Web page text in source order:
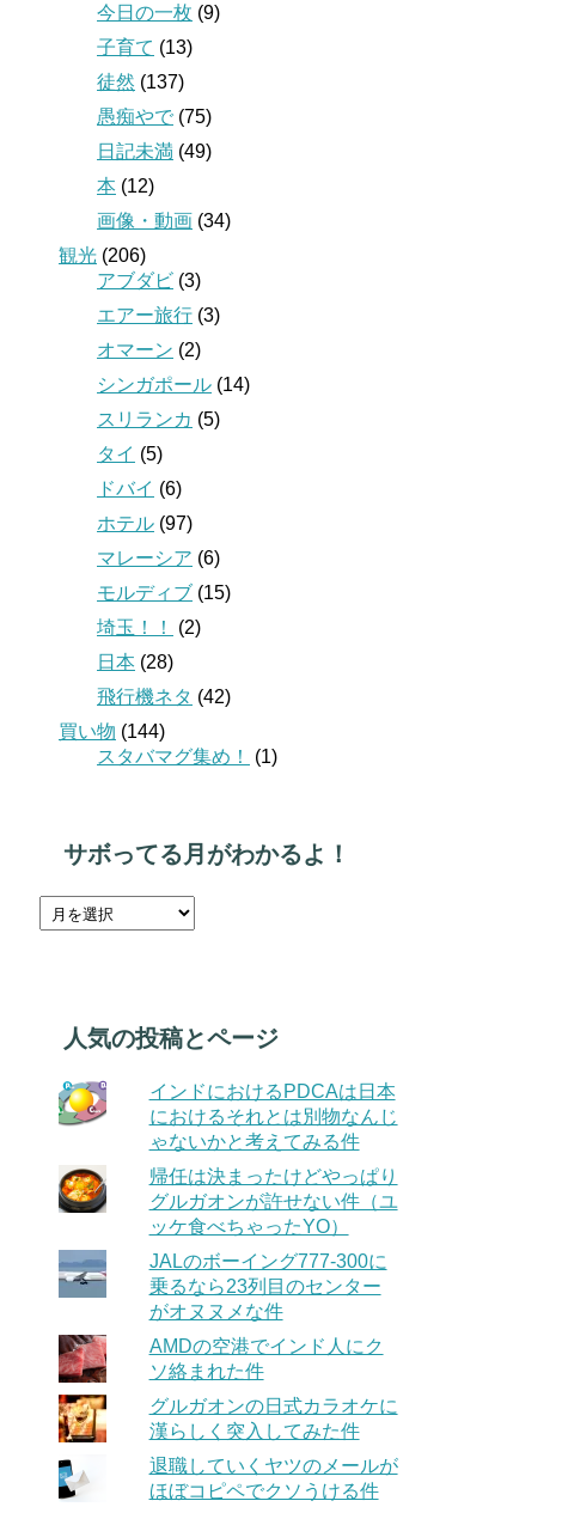
今日の一枚 (9)
子育て (13)
徒然 (137)
愚痴やで (75)
日記未満 (49)
本 (12)
画像・動画 (34)
観光 (206)
アブダビ (3)
エアー旅行 (3)
オマーン (2)
シンガポール (14)
スリランカ (5)
タイ (5)
ドバイ (6)
ホテル (97)
マレーシア (6)
モルディブ (15)
埼玉！！
(2)
日本 (28)
飛行機ネタ (42)
買い物 (144)
スタバマグ集め！
(1)
サボってる月がわかるよ！
人気の投稿とページ
インドにおけるPDCAは日本
におけるそれとは別物なんじ
ゃないかと考えてみる件
帰任は決まったけどやっぱり
グルガオンが許せない件（ユ
ッケ食べちゃったYO）
JALのボーイング777-300に
乗るなら23列目のセンター
がオヌヌメな件
AMDの空港でインド人にク
ソ絡まれた件
グルガオンの日式カラオケに
漢らしく突入してみた件
退職していくヤツのメールが
ほぼコピペでクソうける件